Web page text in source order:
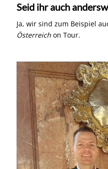
Seid ihr auch
Ja, wir sind zum Beispiel
Österreichon Tour.